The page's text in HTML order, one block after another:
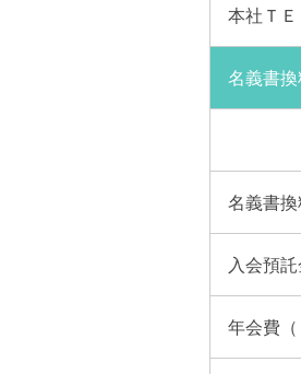
本社 ＴＥ
名義書
名義書
入会預
年会費（